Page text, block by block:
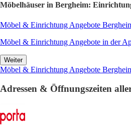
Möbelhäuser in Bergheim:
Möbel & Einrichtung Angebote
Möbel & Einrichtung Angebote in der
Weiter
Möbel & Einrichtung Angebote
Adressen & Öffnungszeiten